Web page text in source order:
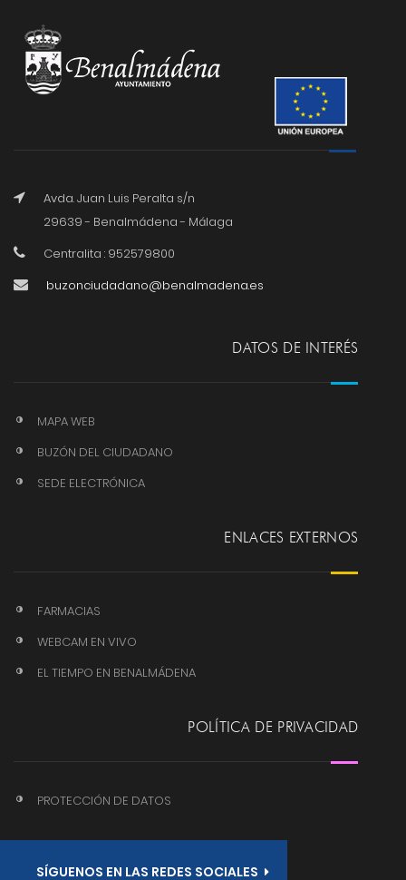
Avda. Juan Luis Peralta s/n
29639 - Benalmádena - Málaga
Centralita : 952579800
buzonciudadano@benalmadena.es
DATOS DE INTERÉS
MAPA WEB
BUZÓN DEL CIUDADANO
SEDE ELECTRÓNICA
ENLACES EXTERNOS
FARMACIAS
WEBCAM EN VIVO
EL TIEMPO EN BENALMÁDENA
POLÍTICA DE PRIVACIDAD
PROTECCIÓN DE DATOS
SÍGUENOS EN LAS REDES SOCIALES